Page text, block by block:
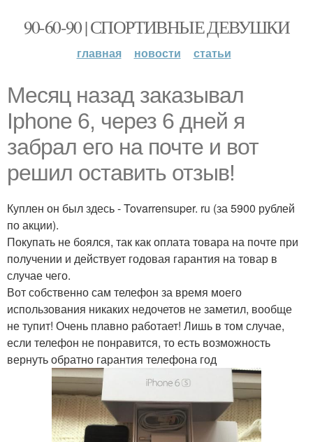
90-60-90 | СПОРТИВНЫЕ ДЕВУШКИ
главная новости статьи
Месяц назад заказывал
Iphone 6, через 6 дней я
забрал его на почте и вот
решил оставить отзыв!
Куплен он был здесь - Tovarrensuper. ru (за 5900 рублей
по акции).
Покупать не боялся, так как оплата товара на почте при
получении и действует годовая гарантия на товар в
случае чего.
Вот собственно сам телефон за время моего
использования никаких недочетов не заметил, вообще
не тупит! Очень плавно работает! Лишь в том случае,
если телефон не понравится, то есть возможность
вернуть обратно гарантия телефона год